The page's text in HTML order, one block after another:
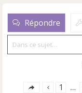
Répondre
1 …